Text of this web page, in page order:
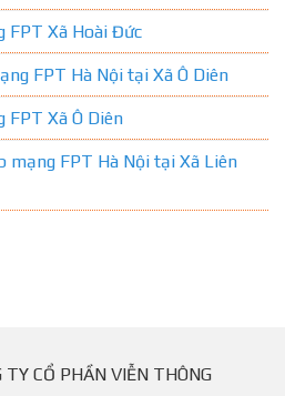
FPT Xã Hoài Đức
FPT Hà Nội tại Xã Ô Diên
FPT Xã Ô Diên
mạng FPT Hà Nội tại Xã Liên
TY CỔ PHẦN VIỄN THÔNG